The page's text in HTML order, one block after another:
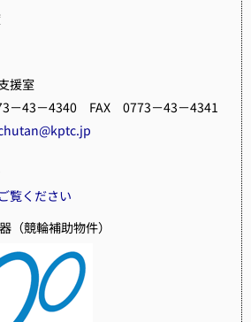
援室
－43－4340 FAX 0773－43－4341
覧ください
（競輪補助物件）